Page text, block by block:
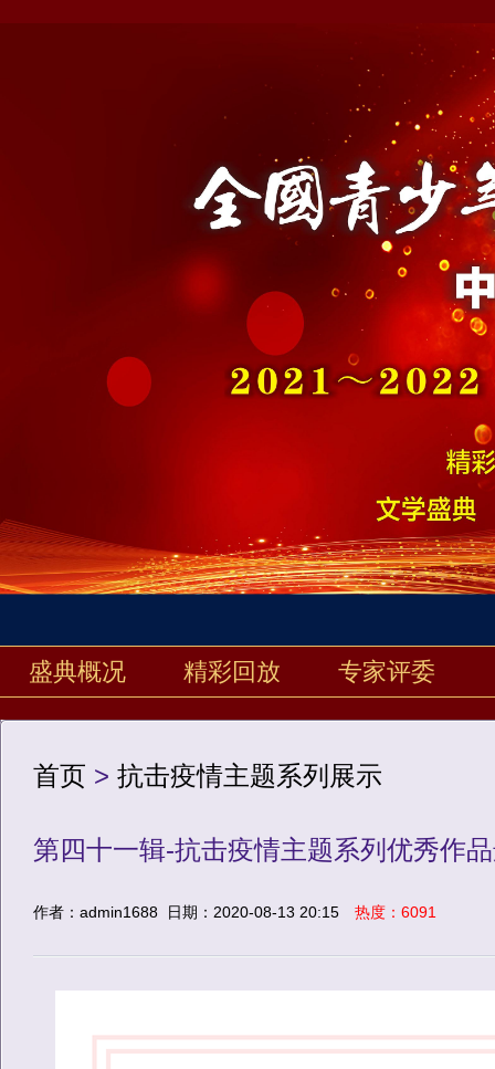
盛典概况 精彩回放 专家评委
首页 > 抗击疫情主题系列展示
第四十一辑-抗击疫情主题系列优秀作
作者：admin1688 日期：2020-08-13 20:15 热度：6091